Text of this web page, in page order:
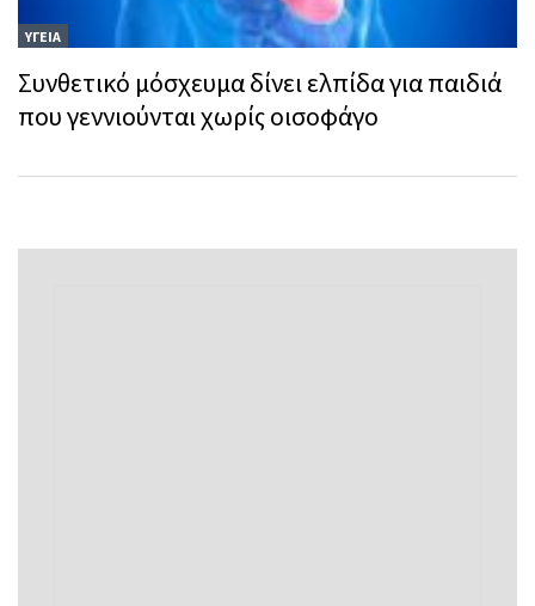
ΥΓΕΙΑ
Συνθετικό μόσχευμα δίνει ελπίδα για παιδιά
που γεννιούνται χωρίς οισοφάγο